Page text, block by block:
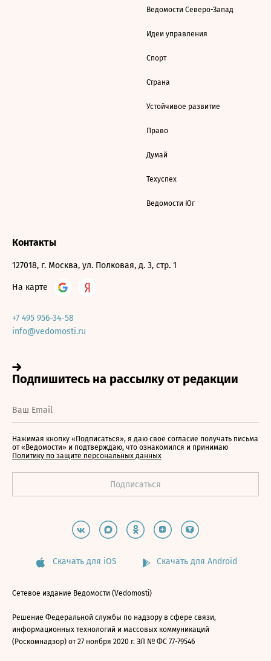
Ведомости Северо-Запад
Идеи управления
Спорт
Страна
Устойчивое развитие
Право
Думай
Техуспех
Ведомости Юг
Контакты
127018, г. Москва, ул. Полковая, д. 3, стр. 1
На карте
+7 495 956-34-58
info@vedomosti.ru
Нажимая кнопку «Подписаться», я даю свое согласие получать письма
от «Ведомости» и подтверждаю, что ознакомился и принимаю
Политику по защите персональных данных
Скачать для iOS Скачать для Android
Сетевое издание Ведомости (Vedomosti)
Решение Федеральной службы по надзору в сфере связи,
информационных технологий и массовых коммуникаций
(Роскомнадзор) от 27 ноября 2020 г. ЭЛ № ФС 77-79546